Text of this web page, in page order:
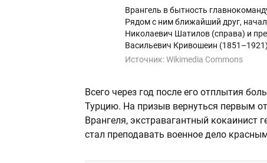
Врангель в бытность
Рядом с ним ближайший друг,
Николаевич Шатилов (справа) и
Васильевич Кривошеин
Источник:Wikimedia Commons
Всего через год после его отплытия
Турцию. На призыв вернуться первым
Врангеля, экстравагантный
стал преподавать военное дело